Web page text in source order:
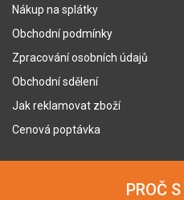
Nákup na splátky
Obchodní podmínky
Zpracování osobních údajů
Obchodní sdělení
Jak reklamovat zboží
Cenová poptávka
PROČ